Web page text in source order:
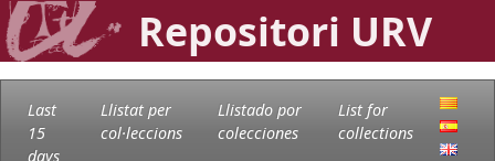
Repositori URV
Last
15
days
Llistat per
col·leccions
Llistado por
colecciones
List for
collections